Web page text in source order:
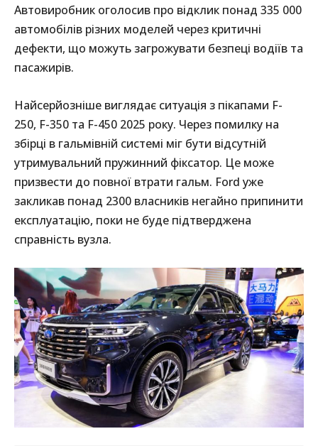
Автовиробник оголосив про відклик понад 335 000
автомобілів різних моделей через критичні
дефекти, що можуть загрожувати безпеці водіїв та
пасажирів.
Найсерйозніше виглядає ситуація з пікапами F-
250, F-350 та F-450 2025 року. Через помилку на
збірці в гальмівній системі міг бути відсутній
утримувальний пружинний фіксатор. Це може
призвести до повної втрати гальм. Ford уже
закликав понад 2300 власників негайно припинити
експлуатацію, поки не буде підтверджена
справність вузла.